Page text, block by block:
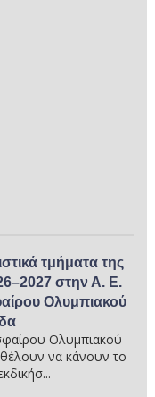
τμήματα της
στην Α. Ε.
Ολυμπιακού
Ολυμπιακού
θέλουν να κάνουν το